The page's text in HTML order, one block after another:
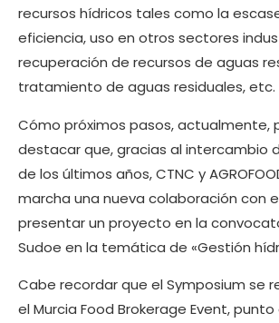
recursos hídricos tales como la
eficiencia, uso en otros sectores
recuperación de recursos de aguas
tratamiento de aguas residuales, etc.
Cómo próximos pasos, actualmente,
destacar que, gracias al intercambio
de los últimos años, CTNC y
marcha una nueva colaboración con
presentar un proyecto en la
Sudoe en la temática de «Gestión
Cabe recordar que el Symposium se
el Murcia Food Brokerage Event,